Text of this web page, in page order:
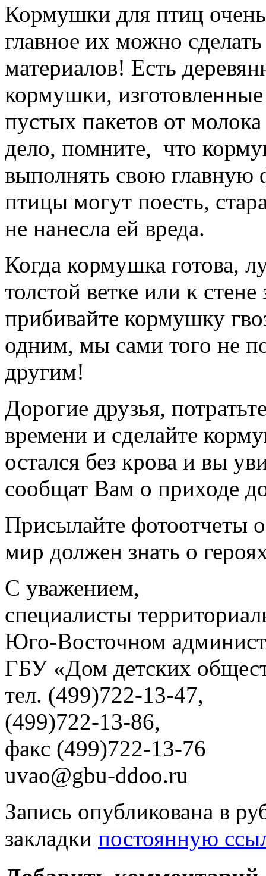
Кормушки для птиц
главное их можно
материалов! Есть
кормушки,
пустых пакетов от
дело, помните, что
выполнять свою
птицы могут поесть,
не нанесла ей вреда.
Когда кормушка готова,
толстой ветке или к
прибивайте кормушку
одним, мы сами того не
другим!
Дорогие друзья,
времени и сделайте
остался без крова и вы
сообщат Вам о приходе
Присылайте фотоотчеты
мир должен знать о
С уважением,
специалисты
Юго-Восточном
ГБУ «Дом детских
тел. (499)722-13-47,
(499)722-13-86,
факс (499)722-13-76
uvao@gbu-ddoo.ru
Запись опубликована в
закладки постоянную